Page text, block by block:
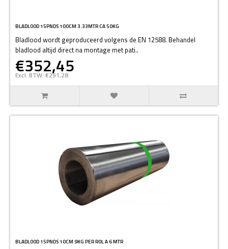
BLADLOOD 15PNDS 100CM 3.33MTR CA 50KG
Bladlood wordt geproduceerd volgens de EN 12588. Behandel
bladlood altijd direct na montage met pati..
€352,45
Excl. BTW: €291,28
BLADLOOD 15PNDS 10CM 9KG PER ROL A 6 MTR